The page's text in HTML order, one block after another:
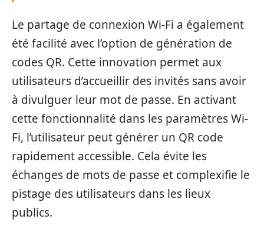
Le partage de connexion Wi-Fi a également
été facilité avec l’option de génération de
codes QR. Cette innovation permet aux
utilisateurs d’accueillir des invités sans avoir
à divulguer leur mot de passe. En activant
cette fonctionnalité dans les paramètres Wi-
Fi, l’utilisateur peut générer un QR code
rapidement accessible. Cela évite les
échanges de mots de passe et complexifie le
pistage des utilisateurs dans les lieux
publics.